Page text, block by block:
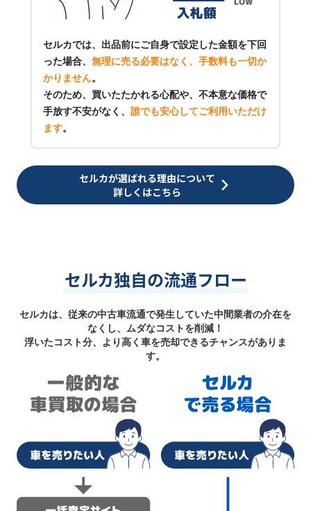
セルカでは、出品前にご自身で設定した金額を下回
った場合、 無理に売る必要はなく、手数料も一切か
かりません。
そのため、買いたたかれる心配や、不本意な価格で
手放す不安がなく、 誰でも安心してご利用いただけ
ます。
セルカが選ばれる理由について
詳しくはこちら
セルカ独自の流通フロー
セルカは、従来の中古車流通で発生していた中間業者の介在を
なくし、ムダなコストを削減！
浮いたコスト分、より高く車を売却できるチャンスがありま
す。